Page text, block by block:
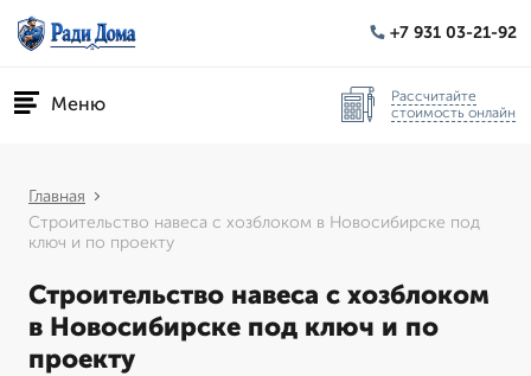
+7 931 03-21-92
Меню
Рассчитайте
стоимость онлайн
Главная
Строительство навеса с хозблоком в Новосибирске под
ключ и по проекту
Строительство навеса с хозблоком
в Новосибирске под ключ и по
проекту